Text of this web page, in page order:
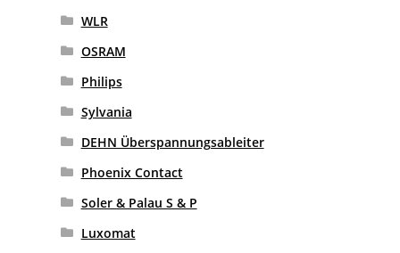
WLR
OSRAM
Philips
Sylvania
DEHN Überspannungsableiter
Phoenix Contact
Soler & Palau S & P
Luxomat